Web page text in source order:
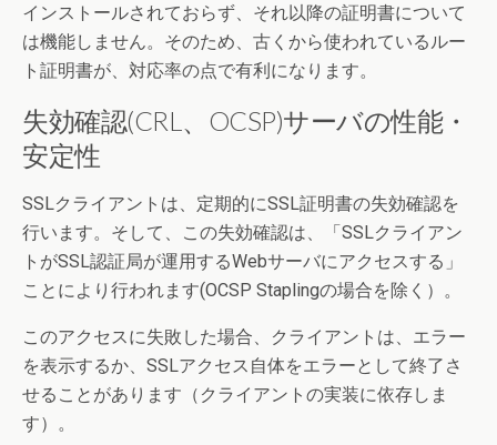
インストールされておらず、それ以降の証明書について
は機能しません。そのため、古くから使われているルー
ト証明書が、対応率の点で有利になります。
失効確認(CRL、OCSP)サーバの性能・
安定性
SSLクライアントは、定期的にSSL証明書の失効確認を
行います。そして、この失効確認は、「SSLクライアン
トがSSL認証局が運用するWebサーバにアクセスする」
ことにより行われます(OCSP Staplingの場合を除く）。
このアクセスに失敗した場合、クライアントは、エラー
を表示するか、SSLアクセス自体をエラーとして終了さ
せることがあります（クライアントの実装に依存しま
す）。